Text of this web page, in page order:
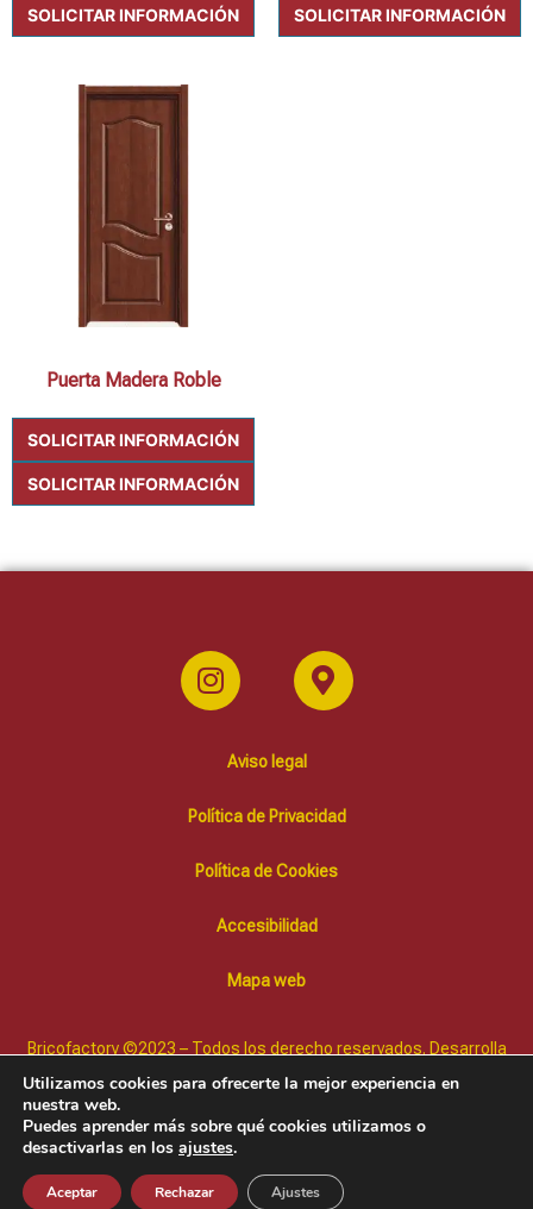
SOLICITAR INFORMACIÓN SOLICITAR INFORMACIÓN
Puerta Madera Roble
SOLICITAR INFORMACIÓN
SOLICITAR INFORMACIÓN
Aviso legal
Política de Privacidad
Política de Cookies
Accesibilidad
Mapa web
Bricofactory ©2023 – Todos los derecho reservados. Desarrolla
Diffusion Marketing Online
Utilizamos cookies para ofrecerte la mejor experiencia en
nuestra web.
Puedes aprender más sobre qué cookies utilizamos o
desactivarlas en los ajustes.
Aceptar Rechazar Ajustes